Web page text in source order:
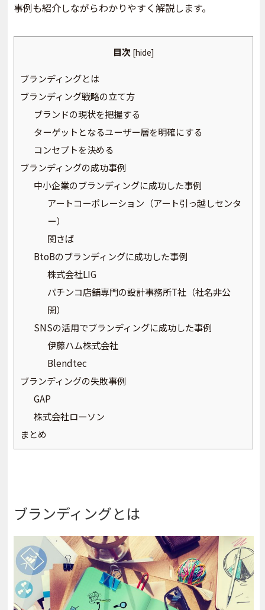
事例も紹介しながらわかりやすく解説します。
目次 [hide]
ブランディングとは
ブランディング戦略の立て方
ブランドの現状を把握する
ターゲットとなるユーザー層を明確にする
コンセプトを決める
ブランディングの成功事例
中小企業のブランディングに成功した事例
アートコーポレーション（アート引っ越しセンタ
ー）
関さば
BtoBのブランディングに成功した事例
株式会社LIG
パチンコ店舗専門の設計事務所T社（社名非公
開）
SNSの活用でブランディングに成功した事例
伊藤ハム株式会社
Blendtec
ブランディングの失敗事例
GAP
株式会社ローソン
まとめ
ブランディングとは